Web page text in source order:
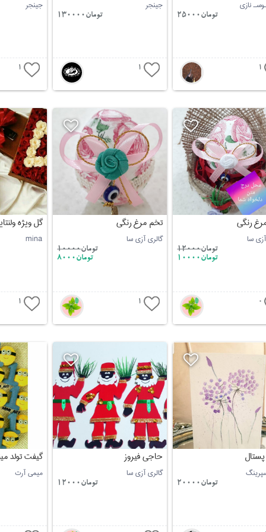
نازی
تومان25000
1
جینجر
تومان130000
1
جینجر
1
رنگی
سا
تومان12000
تومان10000
0
تخم مرغ رنگی
گالری آزی سا
تومان10000
تومان8000
1
گل ویژه
mina
1
تومان20000
حاجی فیروز
گالری آزی سا
تومان12000
گیفت تولد
میمی آرت